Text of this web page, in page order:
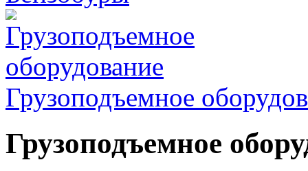
Грузоподъемное
Грузоподъемное